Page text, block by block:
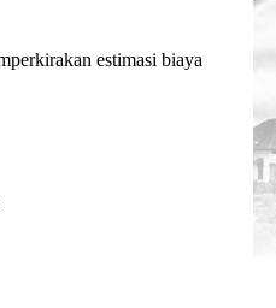
estimasi biaya